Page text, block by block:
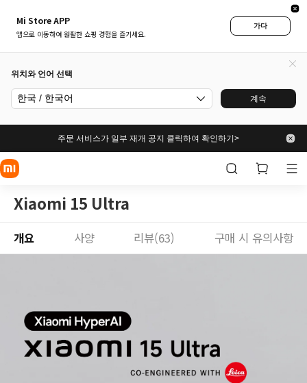
Mi Store APP
앱으로 이동하여 원활한 쇼핑 경험을 즐기세요.
가다
위치와 언어 선택
한국 / 한국어 계속
주문 서비스가 일부 재개 공지 클릭하여 확인하기>
Xiaomi 15 Ultra
개요 사양 리뷰(63) 구매 시 유의사항